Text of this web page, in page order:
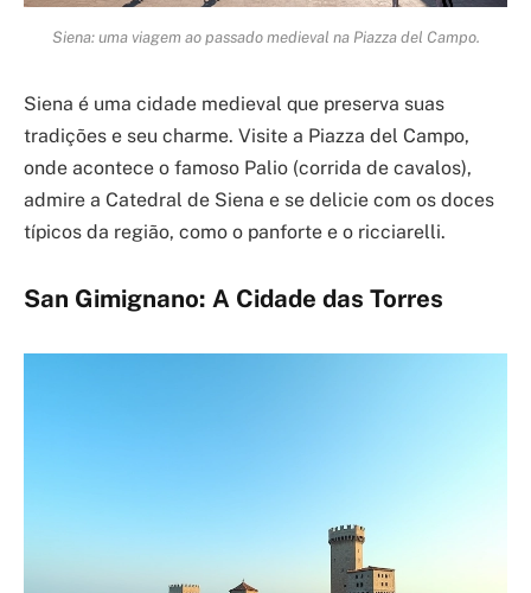
Siena: uma viagem ao passado medieval na Piazza del Campo.
Siena é uma cidade medieval que preserva suas
tradições e seu charme. Visite a Piazza del Campo,
onde acontece o famoso Palio (corrida de cavalos),
admire a Catedral de Siena e se delicie com os doces
típicos da região, como o panforte e o ricciarelli.
San Gimignano: A Cidade das Torres